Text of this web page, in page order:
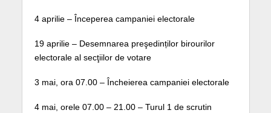
4 aprilie – Începerea campaniei electorale
19 aprilie – Desemnarea preşedinților birourilor
electorale al secţiilor de votare
3 mai, ora 07.00 – Încheierea campaniei electorale
4 mai, orele 07.00 – 21.00 – Turul 1 de scrutin